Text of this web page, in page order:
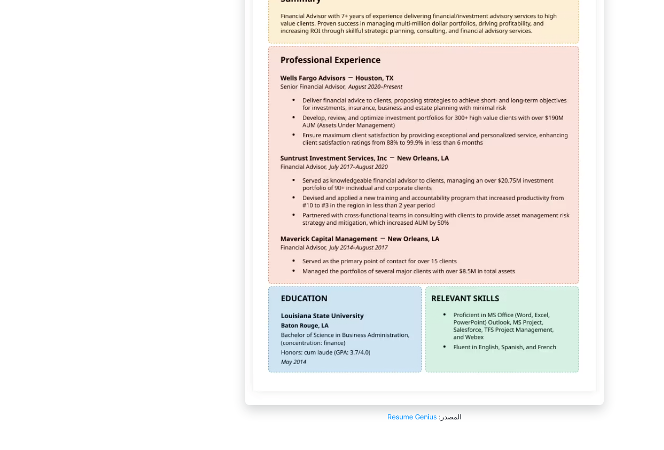
المصدر: Resume Genius